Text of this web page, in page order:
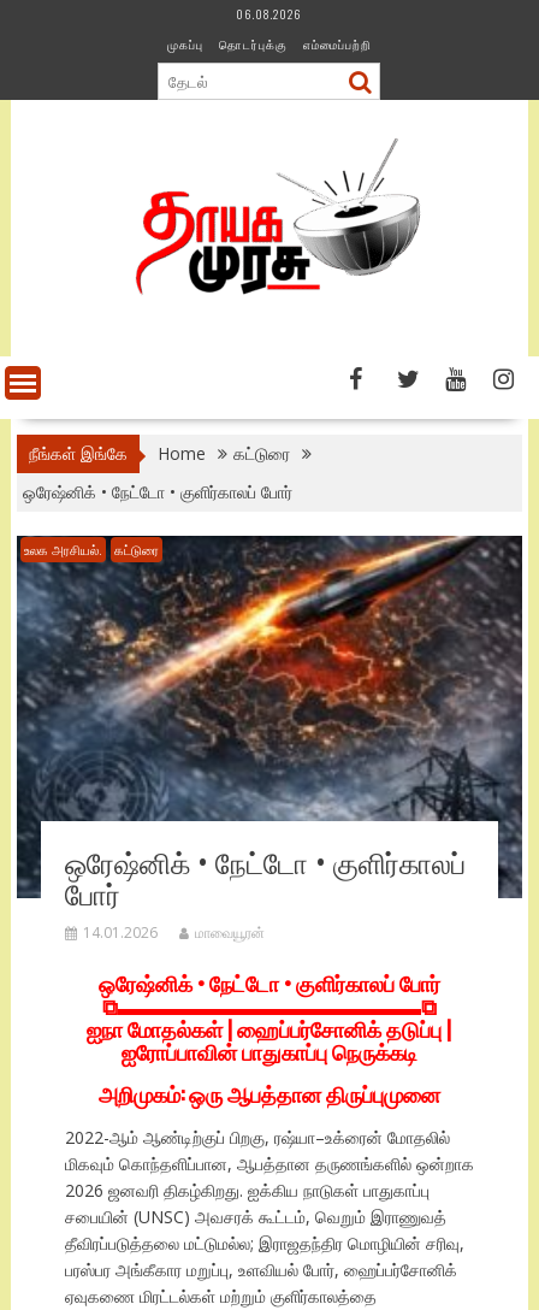
06.08.2026
முகப்பு
தொடர்புக்கு எம்மைப்பற்றி
நீங்கள் இங்கே Home
கட்டுரை
ஒரேஷ்னிக் • நேட்டோ • குளிர்காலப் போர்
உலக அரசியல். கட்டுரை
ஒரேஷ்னிக் • நேட்டோ • குளிர்காலப்
போர்
14.01.2026 மாவையூரன்
ஒரேஷ்னிக் • நேட்டோ • குளிர்காலப் போர்
⧉▬▬▬▬▬▬▬▬▬▬▬▬▬▬⧉
ஐநா மோதல்கள் | ஹைப்பர்சோனிக் தடுப்பு |
ஐரோப்பாவின் பாதுகாப்பு நெருக்கடி
அறிமுகம்: ஒரு ஆபத்தான திருப்புமுனை
2022-ஆம் ஆண்டிற்குப் பிறகு, ரஷ்யா–உக்ரைன் மோதலில்
மிகவும் கொந்தளிப்பான, ஆபத்தான தருணங்களில் ஒன்றாக
2026 ஜனவரி திகழ்கிறது. ஐக்கிய நாடுகள் பாதுகாப்பு
சபையின் (UNSC) அவசரக் கூட்டம், வெறும் இராணுவத்
தீவிரப்படுத்தலை மட்டுமல்ல; இராஜதந்திர மொழியின் சரிவு,
பரஸ்பர அங்கீகார மறுப்பு, உளவியல் போர், ஹைப்பர்சோனிக்
ஏவுகணை மிரட்டல்கள் மற்றும் குளிர்காலத்தை